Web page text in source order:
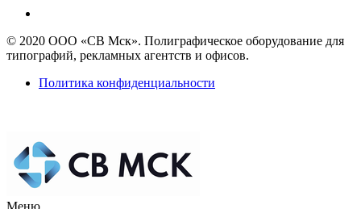
© 2020 ООО «СВ Мск». Полиграфическое оборудование для
типографий, рекламных агентств и офисов.
Политика конфиденциальности
Меню